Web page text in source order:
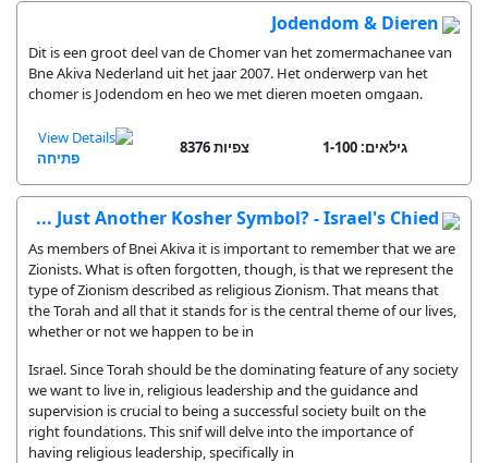
Jodendom & Dieren
Dit is een groot deel van de Chomer van het zomermachanee van
Bne Akiva Nederland uit het jaar 2007. Het onderwerp van het
chomer is Jodendom en heo we met dieren moeten omgaan.
גילאים: 1-100 8376 צפיות
פתיחה
Just Another Kosher Symbol? - Israel's Chied ...
As members of Bnei Akiva it is important to remember that we are
Zionists. What is often forgotten, though, is that we represent the
type of Zionism described as religious Zionism. That means that
the Torah and all that it stands for is the central theme of our lives,
whether or not we happen to be in
Israel. Since Torah should be the dominating feature of any society
we want to live in, religious leadership and the guidance and
supervision is crucial to being a successful society built on the
right foundations. This snif will delve into the importance of
having religious leadership, specifically in